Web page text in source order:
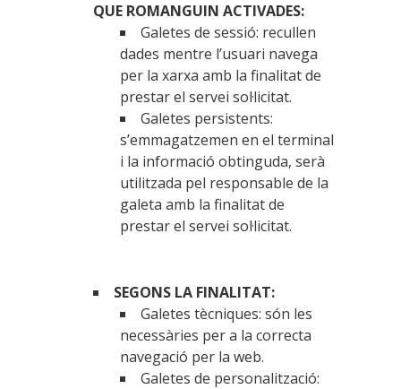
QUE ROMANGUIN ACTIVADES:
Galetes de sessió: recullen
dades mentre l’usuari navega
per la xarxa amb la finalitat de
prestar el servei sol·licitat.
Galetes persistents:
s’emmagatzemen en el terminal
i la informació obtinguda, serà
utilitzada pel responsable de la
galeta amb la finalitat de
prestar el servei sol·licitat.
SEGONS LA FINALITAT:
Galetes tècniques: són les
necessàries per a la correcta
navegació per la web.
Galetes de personalització: